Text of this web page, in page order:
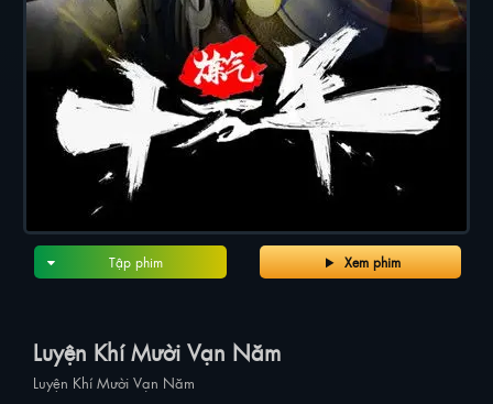
Xem phim
Tập phim
Luyện Khí Mười Vạn Năm
Luyện Khí Mười Vạn Năm